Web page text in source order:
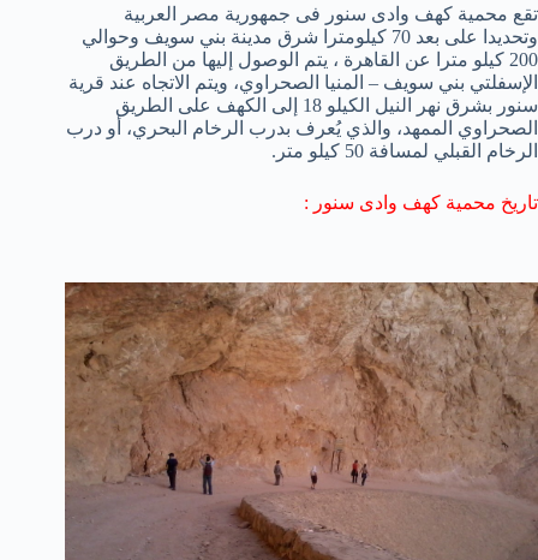
تقع محمية كهف وادى سنور فى جمهورية مصر العربية
وتحديدا على بعد 70 كيلومترا شرق مدينة بني سويف وحوالي
200 كيلو مترا عن القاهرة ، يتم الوصول إليها من الطريق
الإسفلتي بني سويف – المنيا الصحراوي، ويتم الاتجاه عند قرية
سنور بشرق نهر النيل الكيلو 18 إلى الكهف على الطريق
الصحراوي الممهد، والذي يُعرف بدرب الرخام البحري، أو درب
الرخام القبلي لمسافة 50 كيلو متر.
تاريخ محمية كهف وادى سنور :